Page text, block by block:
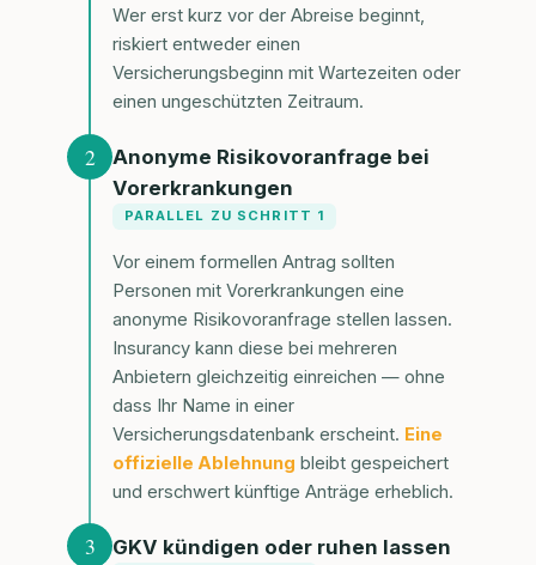
Wer erst kurz vor der Abreise beginnt,
riskiert entweder einen
Versicherungsbeginn mit Wartezeiten oder
einen ungeschützten Zeitraum.
2
Anonyme Risikovoranfrage bei
Vorerkrankungen
PARALLEL ZU SCHRITT 1
Vor einem formellen Antrag sollten
Personen mit Vorerkrankungen eine
anonyme Risikovoranfrage stellen lassen.
Insurancy kann diese bei mehreren
Anbietern gleichzeitig einreichen — ohne
dass Ihr Name in einer
Versicherungsdatenbank erscheint. Eine
offizielle Ablehnung bleibt gespeichert
und erschwert künftige Anträge erheblich.
3 GKV kündigen oder ruhen lassen